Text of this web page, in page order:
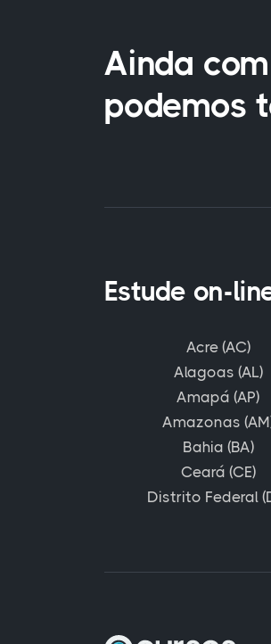
Ainda
podemos
Estude on-
Acre (AC)
Alagoas (AL)
Amapá (AP)
Amazonas
Bahia (BA)
Ceará (CE)
Distrito Federal